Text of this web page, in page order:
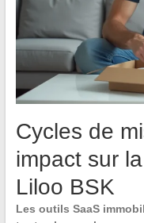
Cycles de
impact sur
Liloo BSK
Les outils SaaS